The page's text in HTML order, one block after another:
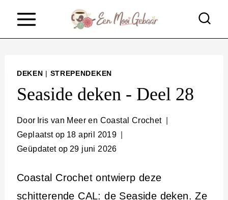
DEKEN | STREPENDEKEN
Seaside deken - Deel 28
Door Iris van Meer en Coastal Crochet
Geplaatst op 18 april 2019
Geüpdatet op 29 juni 2026
Coastal Crochet ontwierp deze
schitterende CAL: de Seaside deken. Ze